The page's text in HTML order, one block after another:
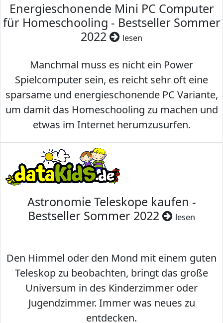
Energieschonende Mini PC Computer
für Homeschooling - Bestseller Sommer
2022
lesen
Manchmal muss es nicht ein Power
Spielcomputer sein, es reicht sehr oft eine
sparsame und energieschonende PC Variante,
um damit das Homeschooling zu machen und
etwas im Internet herumzusurfen.
Astronomie Teleskope kaufen -
Bestseller Sommer 2022
lesen
Den Himmel oder den Mond mit einem guten
Teleskop zu beobachten, bringt das große
Universum in des Kinderzimmer oder
Jugendzimmer. Immer was neues zu
entdecken.